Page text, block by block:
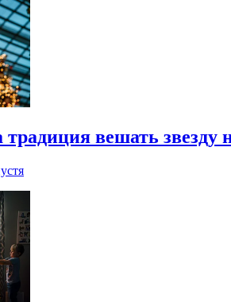
вешать звезду